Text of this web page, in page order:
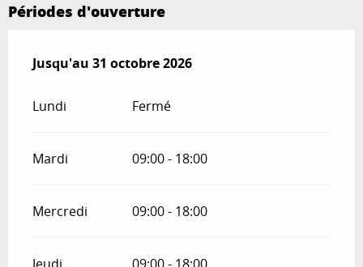
Périodes d'ouverture
Du18 mai 2026au31 octobre 2026
Jusqu'au 31 octobre 2026
Lundi Fermé
Mardi 09:00 - 18:00
Mercredi 09:00 - 18:00